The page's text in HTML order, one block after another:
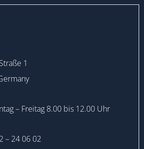
1
– Freitag 8.00 bis 12.00 Uhr
– 24 06 02